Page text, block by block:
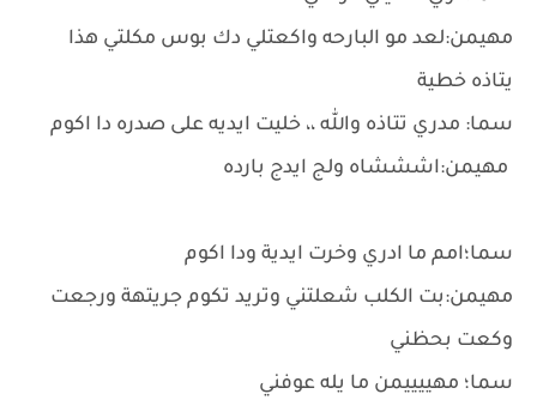
مهيمن:لعد مو البارحه واكعتلي دك بوس مكلتي هذا
يتاذه خطية
سما: مدري تتاذه والله ،، خليت ايديه على صدره دا اكوم
مهيمن:اشششاه ولج ايدج بارده
سما؛امم ما ادري وخرت ايدية ودا اكوم
مهيمن:بت الكلب شعلتني وتريد تكوم جريتهة ورجعت
وكعت بحظني
سما؛ مهييييمن ما يله عوفني